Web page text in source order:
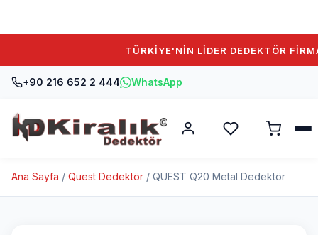
TÜRKİYE'NİN LİDER DEDEKTÖR
+90 216 652 2 444 WhatsApp
Ana Sayfa / Quest Dedektör / QUEST Q20 Metal Dedektör